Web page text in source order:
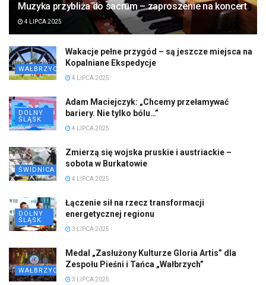
Muzyka przybliża do sacrum – zaproszenie na koncert
4 LIPCA 2025
WAŁBRZYCH
Wakacje pełne przygód – są jeszcze miejsca na
Kopalniane Ekspedycje
4 LIPCA 2025
DOLNY
ŚLĄSK
Adam Maciejczyk: „Chcemy przełamywać
bariery. Nie tylko bólu…”
4 LIPCA 2025
ŚWIDNICA
Zmierzą się wojska pruskie i austriackie –
sobota w Burkatowie
4 LIPCA 2025
DOLNY
ŚLĄSK
Łączenie sił na rzecz transformacji
energetycznej regionu
3 LIPCA 2025
WAŁBRZYCH
Medal „Zasłużony Kulturze Gloria Artis” dla
Zespołu Pieśni i Tańca „Wałbrzych”
3 LIPCA 2025